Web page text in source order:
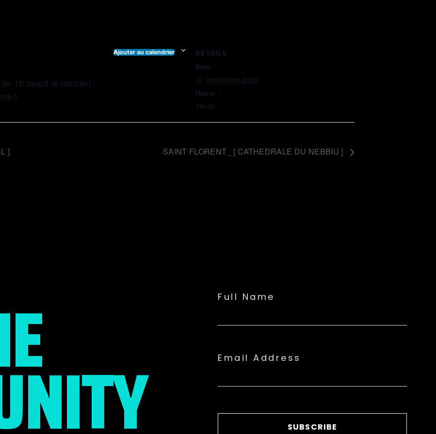
1h avant le concert
)
Ajouter au calendrier DÉTAILS
Date :
17 septembre 2025
Heure :
18h30
] SAINT FLORENT_ [ CATHEDRALE DU NEBBIU ]
Full Name
Email Address
SUBSCRIBE